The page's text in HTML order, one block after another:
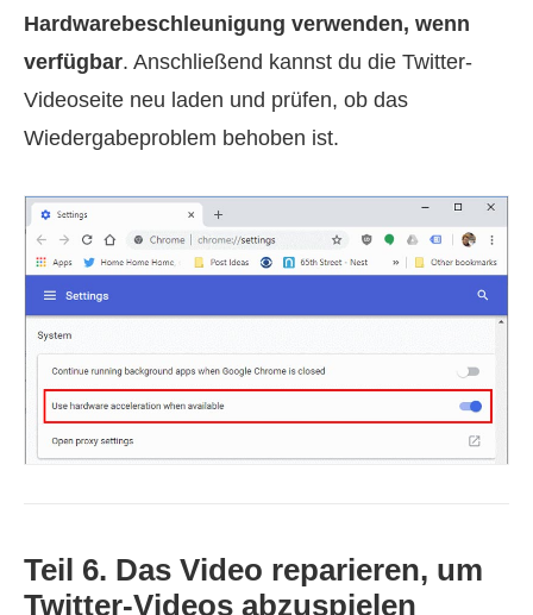
Hardwarebeschleunigung verwenden, wenn
verfügbar. Anschließend kannst du die Twitter-
Videoseite neu laden und prüfen, ob das
Wiedergabeproblem behoben ist.
Teil 6. Das Video reparieren, um
Twitter-Videos abzuspielen